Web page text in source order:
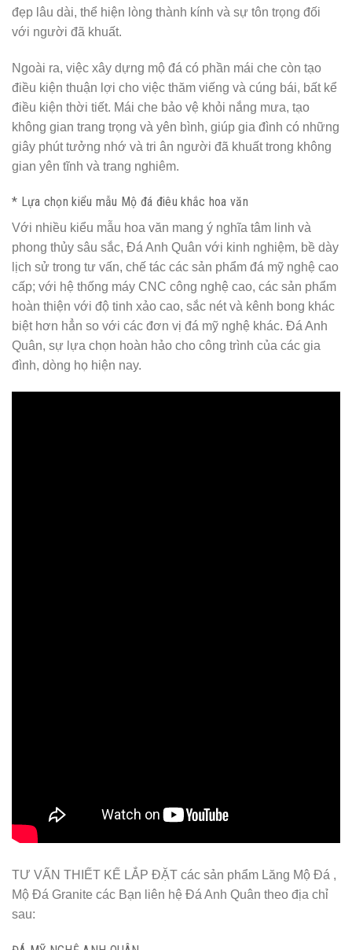
đẹp lâu dài, thể hiện lòng thành kính và sự tôn trọng đối
với người đã khuất.
Ngoài ra, việc xây dựng mộ đá có phần mái che còn tạo
điều kiện thuận lợi cho việc thăm viếng và cúng bái, bất kể
điều kiện thời tiết. Mái che bảo vệ khỏi nắng mưa, tạo
không gian trang trọng và yên bình, giúp gia đình có những
giây phút tưởng nhớ và tri ân người đã khuất trong không
gian yên tĩnh và trang nghiêm.
* Lựa chọn kiểu mẫu Mộ đá điêu khắc hoa văn
Với nhiều kiểu mẫu hoa văn mang ý nghĩa tâm linh và
phong thủy sâu sắc, Đá Anh Quân với kinh nghiệm, bề dày
lịch sử trong tư vấn, chế tác các sản phẩm đá mỹ nghệ cao
cấp; với hệ thống máy CNC công nghệ cao, các sản phẩm
hoàn thiện với độ tinh xảo cao, sắc nét và kênh bong khác
biệt hơn hẳn so với các đơn vị đá mỹ nghệ khác. Đá Anh
Quân, sự lựa chọn hoàn hảo cho công trình của các gia
đình, dòng họ hiện nay.
TƯ VẤN THIẾT KẾ LẮP ĐẶT các sản phẩm Lăng Mộ Đá ,
Mộ Đá Granite các Bạn liên hệ Đá Anh Quân theo địa chỉ
sau: